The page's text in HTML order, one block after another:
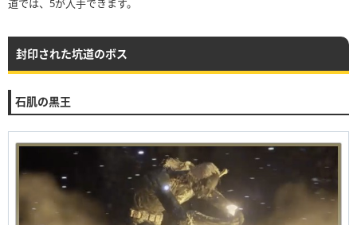
道では、5が入手できます。
封印された坑道のボス
石肌の黒王